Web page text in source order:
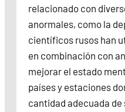
relacionado con
anormales, como la
científicos rusos han
en combinación con
mejorar el estado
países y estaciones
cantidad adecuada